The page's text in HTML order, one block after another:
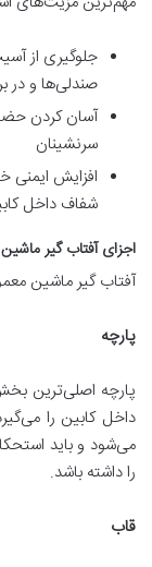
جلوگیری از
صندلی‌ها و در
آسان کردن
سرنشینان
افزایش ایمنی
شفاف داخل
اجزای آفتاب گیر ماشین
آفتاب گیر ماشین
پارچه
پارچه اصلی‌ترین
داخل کابین را
می‌شود و باید
را داشته باشد.
قاب